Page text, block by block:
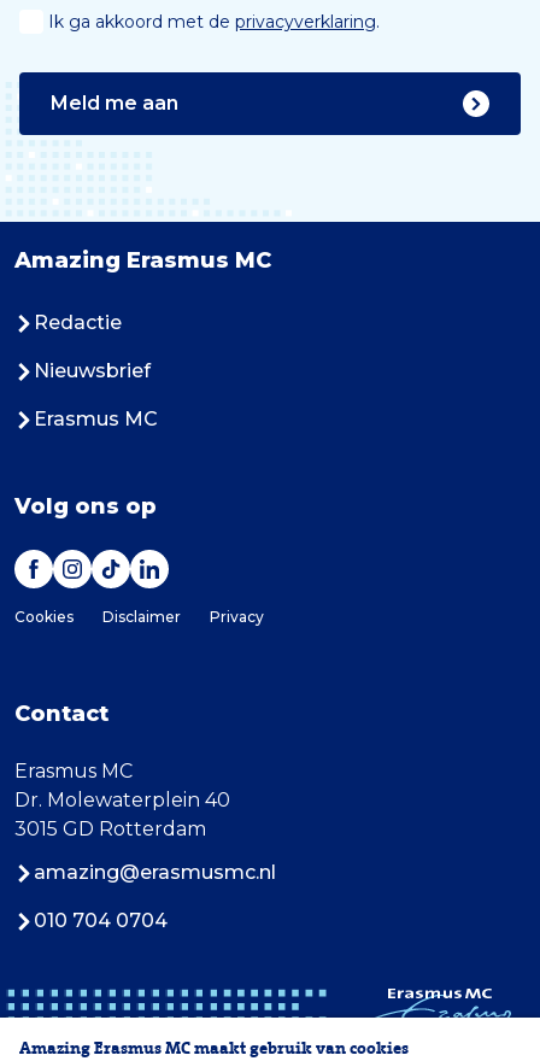
Ik ga akkoord met de privacyverklaring.
Meld me aan
Amazing Erasmus MC
Redactie
Nieuwsbrief
Erasmus MC
Volg ons op
Cookies Disclaimer Privacy
Contact
Erasmus MC
Dr. Molewaterplein 40
3015 GD Rotterdam
amazing@erasmusmc.nl
010 704 0704
Amazing Erasmus MC maakt gebruik van cookies